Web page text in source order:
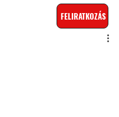
FELIRATKOZÁS